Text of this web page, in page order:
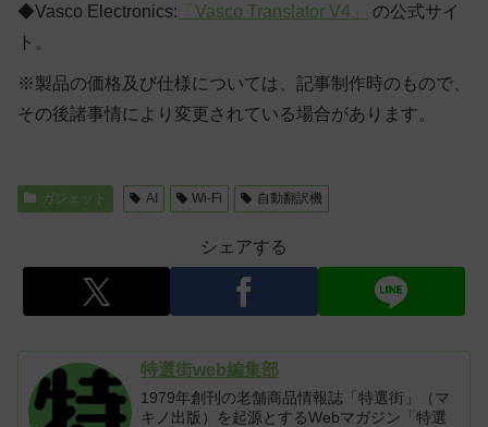
◆Vasco Electronics: 「Vasco Translator V4」
の公式サイ
ト。
※製品の価格及び仕様については、記事制作時のもので、
その後諸事情により変更されている場合があります。
ガジェット AI Wi-Fi 自動翻訳機
シェアする
特選街web編集部
1979年創刊の老舗商品情報誌「特選街」（マ
キノ出版）を起源とするWebマガジン「特選